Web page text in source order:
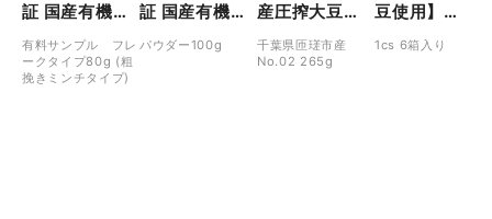
証 国産有機大
豆使用】ラベ
ジ オーガニッ
ク ソイミール
有料サンプル フレ
ークタイプ80g (粗
挽きミンチタイプ)
証 国産有機大
豆使用】ラベ
パウダー100g
産圧搾大豆
油】オーガニ
ック ソイビー
千葉県匝瑳市産
No.02 265g
豆使用】
LOVEG 手前味
1cs 6箱入り